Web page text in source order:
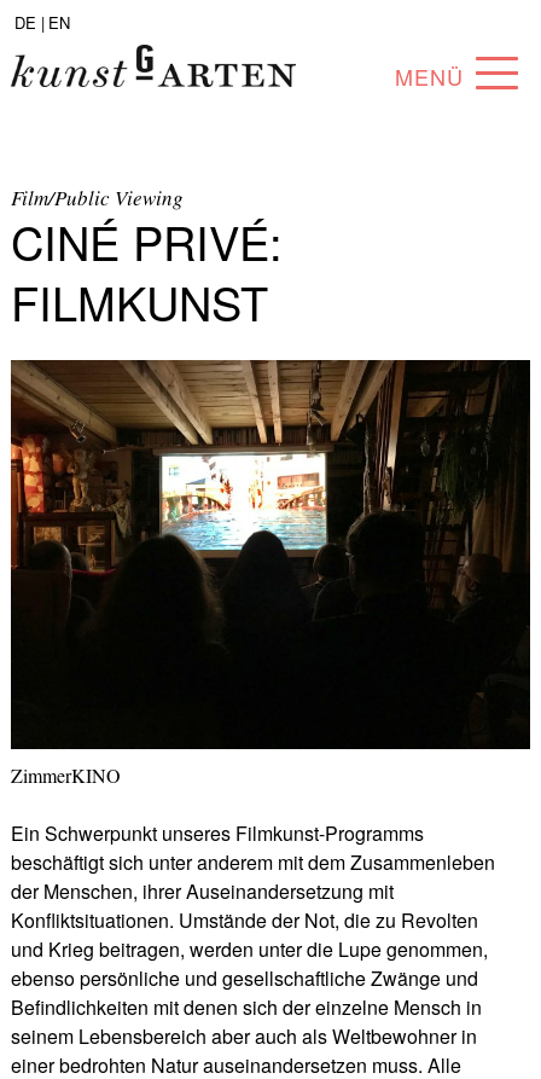
DE | EN
MENÜ
SAMMLUNG
KÜNSTLER*INNEN
PARTNER*INNEN
ANGEBOTE
Film/Public Viewing
CINÉ PRIVÉ:
FILMKUNST
ZimmerKINO
Ein Schwerpunkt unseres Filmkunst-Programms
beschäftigt sich unter anderem mit dem Zusammenleben
der Menschen, ihrer Auseinandersetzung mit
Konfliktsituationen. Umstände der Not, die zu Revolten
und Krieg beitragen, werden unter die Lupe genommen,
ebenso persönliche und gesellschaftliche Zwänge und
Befindlichkeiten mit denen sich der einzelne Mensch in
seinem Lebensbereich aber auch als Weltbewohner in
einer bedrohten Natur auseinandersetzen muss. Alle